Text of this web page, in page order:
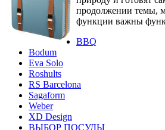
продолжении темы,
функции важны
BBQ
Bodum
Eva Solo
Roshults
RS Barcelona
Sagaform
Weber
XD Design
ВЫБОР ПОСУДЫ